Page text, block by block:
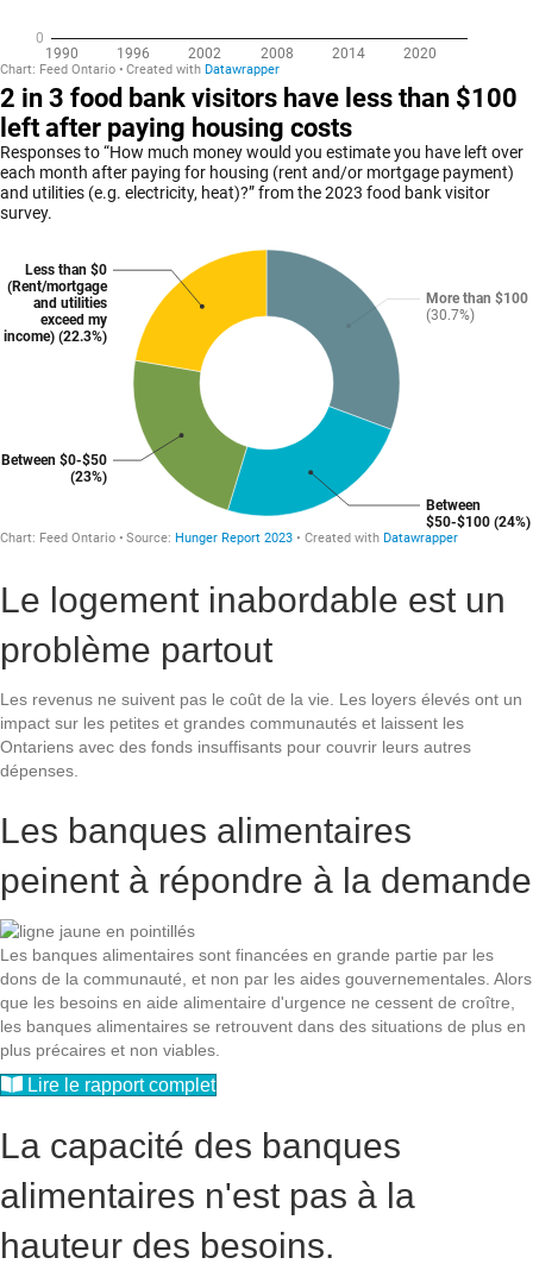
Le logement inabordable est un
problème partout
Les revenus ne suivent pas le coût de la vie. Les loyers élevés ont un
impact sur les petites et grandes communautés et laissent les
Ontariens avec des fonds insuffisants pour couvrir leurs autres
dépenses.
Les banques alimentaires
peinent à répondre à la demande
Les banques alimentaires sont financées en grande partie par les
dons de la communauté, et non par les aides gouvernementales. Alors
que les besoins en aide alimentaire d'urgence ne cessent de croître,
les banques alimentaires se retrouvent dans des situations de plus en
plus précaires et non viables.
Lire le rapport complet
La capacité des banques
alimentaires n'est pas à la
hauteur des besoins.